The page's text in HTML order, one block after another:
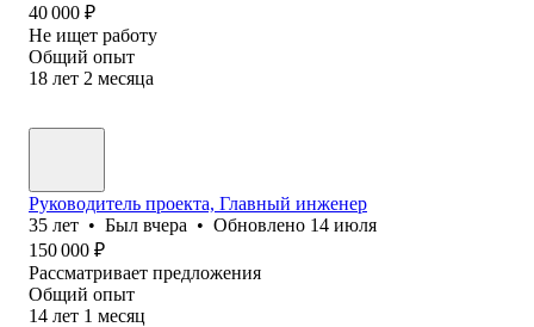
40 000 ₽
Не ищет работу
Общий опыт
18 лет 2 месяца
Руководитель проекта, Главный инженер
35 лет • Был вчера • Обновлено 14 июля
150 000 ₽
Рассматривает предложения
Общий опыт
14 лет 1 месяц